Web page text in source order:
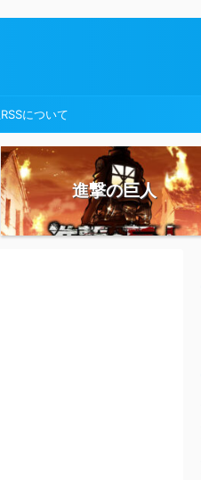
について
進撃の巨人